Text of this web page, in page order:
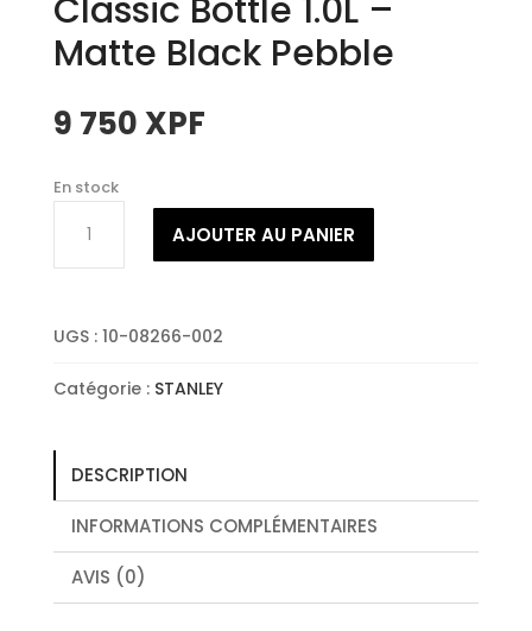
Classic Bottle 1.0L –
Matte Black Pebble
9 750 XPF
En stock
STANLEY
Classic
Bottle
Matte
Black
AJOUTER AU PANIER
UGS : 10-08266-002
Catégorie : STANLEY
DESCRIPTION
INFORMATIONS COMPLÉMENTAIRES
AVIS (0)